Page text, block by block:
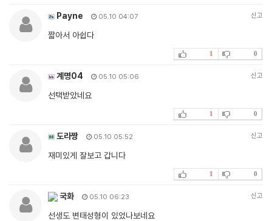
Payne 05.10 04:07 신고
짧아서 아쉽다
1 0
계명04 05.10 05:06 신고
선택받았네요
1 0
도라짱 05.10 05:52 신고
재미있게 잘보고 갑니다
1 0
국화 05.10 06:23 신고
선생도 변태성형이 있었나보네요